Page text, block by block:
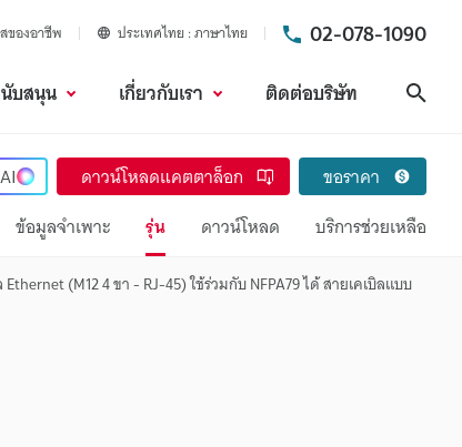
ของอาชีพ ประเทศไทย ภาษาไทย 02-078-1090
บสนุน เกี่ยวกับเรา ติดต่อบริษัท
AI ดาวน์โหลดแคตตาล็อก
ขอราคา
ข้อมูลจำเพาะ รุ่น ดาวน์โหลด บริการช่วยเหลือ
Ethernet (M12 4 ขา - RJ-45) ใช้ร่วมกับ NFPA79 ได้ สายเคเบิลแบบ